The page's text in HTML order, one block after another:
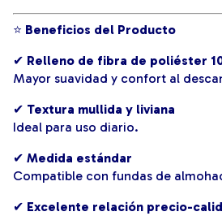
⭐ Beneficios del Producto
✔ Relleno de fibra de poliéster
Mayor suavidad y confort al
✔ Textura mullida y liviana
Ideal para uso diario.
✔ Medida estándar
Compatible con fundas de
✔ Excelente relación precio-